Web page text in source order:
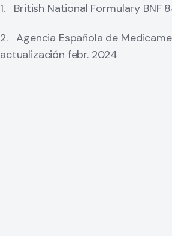
1. British National Formulary BNF
2. Agencia Española de
actualización febr. 2024